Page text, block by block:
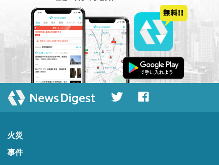
火災
事件